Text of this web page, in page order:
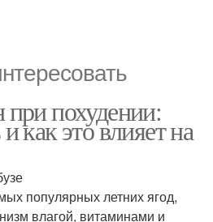
похудении:
как это влияет на
популярных летних ягод,
влагой, витаминами и